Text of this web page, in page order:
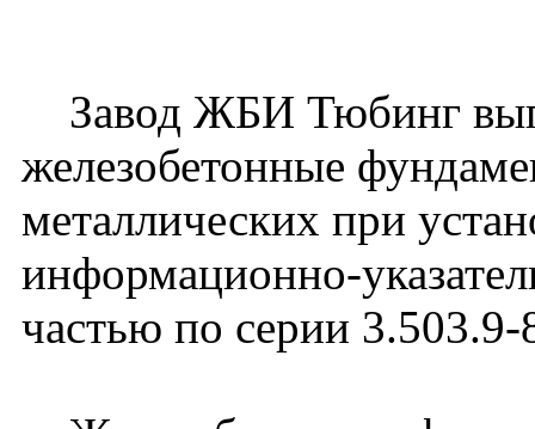
Завод ЖБИ Тюбинг
железобетонные
металлических при
информационно-
частью по серии